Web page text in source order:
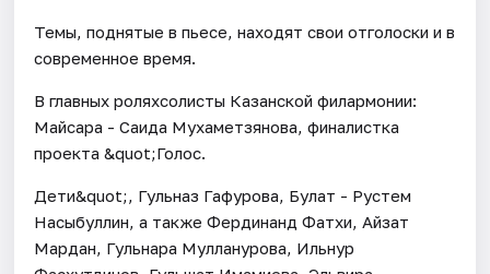
Темы, поднятые в пьесе, находят свои отголоски и в
современное время.
В главных роляхсолисты Казанской филармонии:
Майсара - Саида Мухаметзянова, финалистка
проекта &quot;Голос.
Дети&quot;, Гульназ Гафурова, Булат - Рустем
Насыбуллин, а также Фердинанд Фатхи, Айзат
Мардан, Гульнара Мулланурова, Ильнур